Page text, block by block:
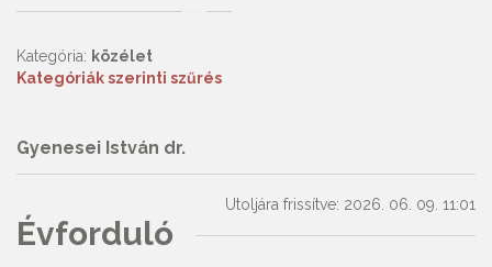
Kategória: közélet
Kategóriák szerinti szűrés
Gyenesei István dr.
Utoljára frissítve: 2026. 06. 09. 11:01
Évforduló